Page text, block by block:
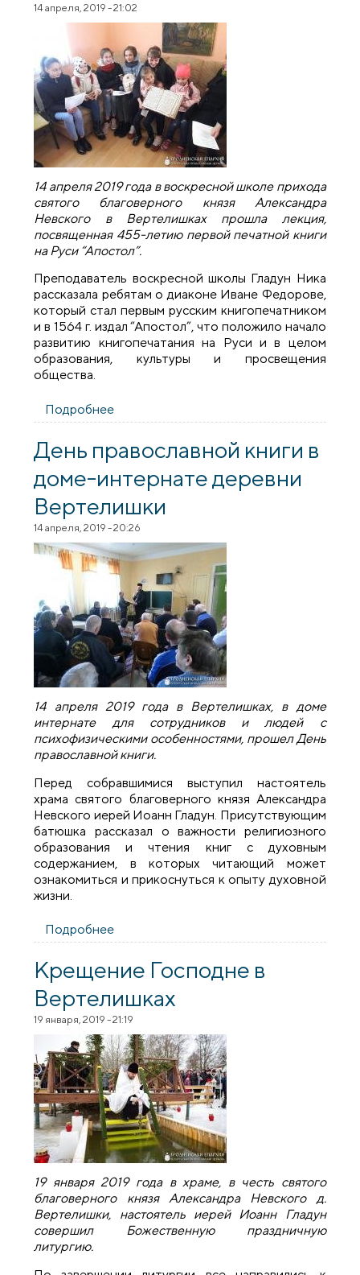
14 апреля, 2019 - 21:02
14 апреля 2019 года в воскресной школе прихода
святого благоверного князя Александра
Невского в Вертелишках прошла лекция,
посвященная 455-летию первой печатной книги
на Руси “Апостол”.
Преподаватель воскресной школы Гладун Ника
рассказала ребятам о диаконе Иване Федорове,
который стал первым русским книгопечатником
и в 1564 г. издал “Апостол”, что положило начало
развитию книгопечатания на Руси и в целом
образования, культуры и просвещения
общества.
Подробнее
прошла лекция, посвященная изданию
первой печатной книги «Апостол»
День православной книги в
доме-интернате деревни
Вертелишки
14 апреля, 2019 - 20:26
14 апреля 2019 года в Вертелишках, в доме
интернате для сотрудников и людей с
психофизическими особенностями, прошел День
православной книги.
Перед собравшимися выступил настоятель
храма святого благоверного князя Александра
Невского иерей Иоанн Гладун. Присутствующим
батюшка рассказал о важности религиозного
образования и чтения книг с духовным
содержанием, в которых читающий может
ознакомиться и прикоснуться к опыту духовной
жизни.
Подробнее
интернате деревни Вертелишки
Крещение Господне в
Вертелишках
19 января, 2019 - 21:19
19 января 2019 года в храме, в честь святого
благоверного князя Александра Невского д.
Вертелишки, настоятель иерей Иоанн Гладун
совершил Божественную праздничную
литургию.